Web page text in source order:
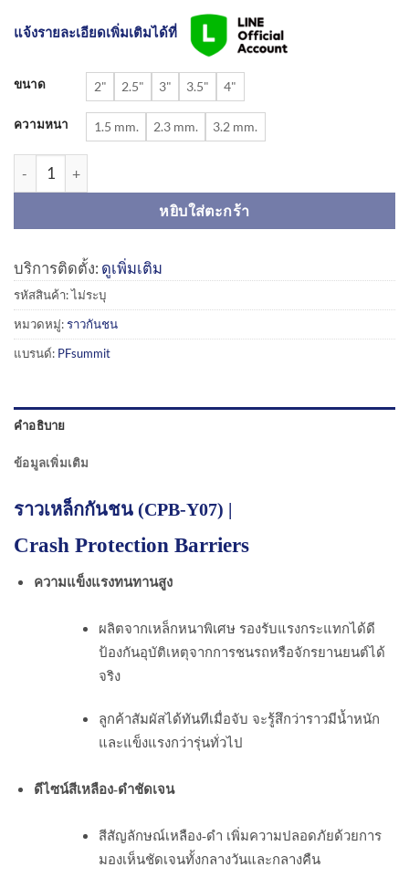
แจ้งรายละเอียดเพิ่มเติมได้ที่
ขนาด 2" 2.5" 3" 3.5" 4"
ความหนา 1.5 mm. 2.3 mm. 3.2 mm.
จำนวน ราวเหล็กกันชน (CPB-Y07) | Crash Protection Barriers ชิ้น
หยิบใส่ตะกร้า
บริการติดตั้ง: ดูเพิ่มเติม
รหัสสินค้า:ไม่ระบุ
หมวดหมู่:ราวกันชน
แบรนด์: PFsummit
คำอธิบาย
ข้อมูลเพิ่มเติม
ราวเหล็กกันชน (CPB-Y07) |
Crash Protection Barriers
ความแข็งแรงทนทานสูง
ผลิตจากเหล็กหนาพิเศษ รองรับแรงกระแทกได้ดี
ป้องกันอุบัติเหตุจากการชนรถหรือจักรยานยนต์ได้
จริง
ลูกค้าสัมผัสได้ทันทีเมื่อจับ จะรู้สึกว่าราวมีน้ำหนัก
และแข็งแรงกว่ารุ่นทั่วไป
ดีไซน์สีเหลือง-ดำชัดเจน
สีสัญลักษณ์เหลือง-ดำ เพิ่มความปลอดภัยด้วยการ
มองเห็นชัดเจนทั้งกลางวันและกลางคืน